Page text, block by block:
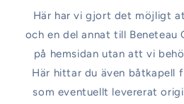
Här har vi gjort det möjligt
och en del annat till Beneteau
på hemsidan utan att vi
Här hittar du även båtkapell
som eventuellt levererat